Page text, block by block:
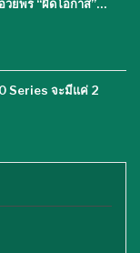
วยพร “ผิดโอกาส”…
Series จะมีแค่ 2